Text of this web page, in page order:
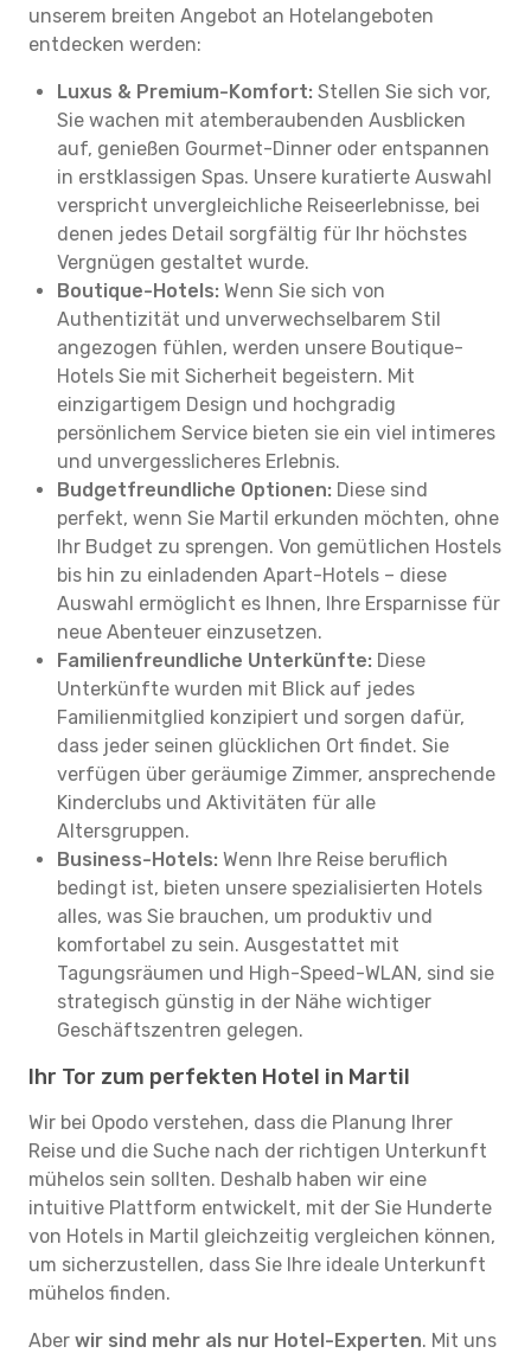
unserem breiten Angebot an Hotelangeboten
entdecken werden:
Luxus & Premium-Komfort: Stellen Sie sich vor,
Sie wachen mit atemberaubenden Ausblicken
auf, genießen Gourmet-Dinner oder entspannen
in erstklassigen Spas. Unsere kuratierte Auswahl
verspricht unvergleichliche Reiseerlebnisse, bei
denen jedes Detail sorgfältig für Ihr höchstes
Vergnügen gestaltet wurde.
Boutique-Hotels: Wenn Sie sich von
Authentizität und unverwechselbarem Stil
angezogen fühlen, werden unsere Boutique-
Hotels Sie mit Sicherheit begeistern. Mit
einzigartigem Design und hochgradig
persönlichem Service bieten sie ein viel intimeres
und unvergesslicheres Erlebnis.
Budgetfreundliche Optionen: Diese sind
perfekt, wenn Sie Martil erkunden möchten, ohne
Ihr Budget zu sprengen. Von gemütlichen Hostels
bis hin zu einladenden Apart-Hotels – diese
Auswahl ermöglicht es Ihnen, Ihre Ersparnisse für
neue Abenteuer einzusetzen.
Familienfreundliche Unterkünfte: Diese
Unterkünfte wurden mit Blick auf jedes
Familienmitglied konzipiert und sorgen dafür,
dass jeder seinen glücklichen Ort findet. Sie
verfügen über geräumige Zimmer, ansprechende
Kinderclubs und Aktivitäten für alle
Altersgruppen.
Business-Hotels: Wenn Ihre Reise beruflich
bedingt ist, bieten unsere spezialisierten Hotels
alles, was Sie brauchen, um produktiv und
komfortabel zu sein. Ausgestattet mit
Tagungsräumen und High-Speed-WLAN, sind sie
strategisch günstig in der Nähe wichtiger
Geschäftszentren gelegen.
Ihr Tor zum perfekten Hotel in Martil
Wir bei Opodo verstehen, dass die Planung Ihrer
Reise und die Suche nach der richtigen Unterkunft
mühelos sein sollten. Deshalb haben wir eine
intuitive Plattform entwickelt, mit der Sie Hunderte
von Hotels in Martil gleichzeitig vergleichen können,
um sicherzustellen, dass Sie Ihre ideale Unterkunft
mühelos finden.
Aber wir sind mehr als nur Hotel-Experten. Mit uns